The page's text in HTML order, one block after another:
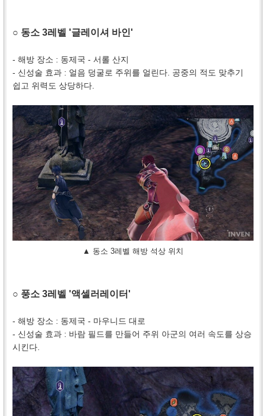
○ 동소 3레벨 '글레이셔 바인'
- 해방 장소 : 동제국 - 서롤 산지
- 신성술 효과 : 얼음 덩굴로 주위를 얼린다. 공중의 적도 맞추기
쉽고 위력도 상당하다.
▲ 동소 3레벨 해방 석상 위치
○ 풍소 3레벨 '액셀러레이터'
- 해방 장소 : 동제국 - 마우니드 대로
- 신성술 효과 : 바람 필드를 만들어 주위 아군의 여러 속도를 상승
시킨다.